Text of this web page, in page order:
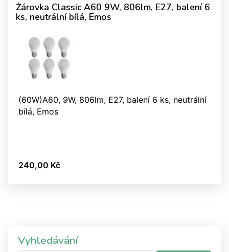
Žárovka Classic A60 9W, 806lm, E27, balení 6
ks, neutrální bílá, Emos
(60W)A60, 9W, 806lm, E27, balení 6 ks, neutrální
bílá, Emos
240,00 Kč
Vyhledávání